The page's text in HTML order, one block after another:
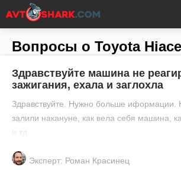
Главная Все вопросы
Вопросы о Toyota
Здравствуйте машина не
зажигания, ехала и заглохла
Здравствуйте. Нужно больше иформации.
залили накануне, как вела себя машина,
и тд.
Эксперт: Роман Красинец